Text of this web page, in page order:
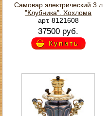
Самовар электрический 3 л
"Клубника". Хохлома
арт. 8121608
37500 руб.
Купить